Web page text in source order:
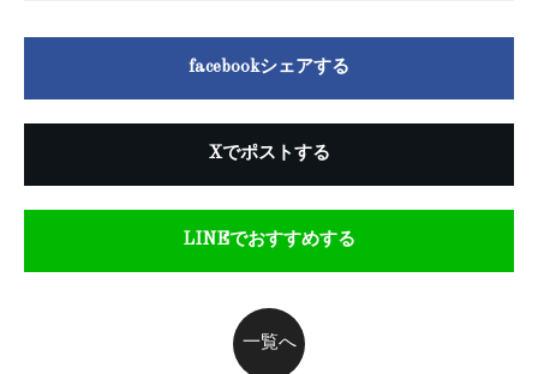
facebookシェアする
Xでポストする
LINEでおすすめする
一覧へ